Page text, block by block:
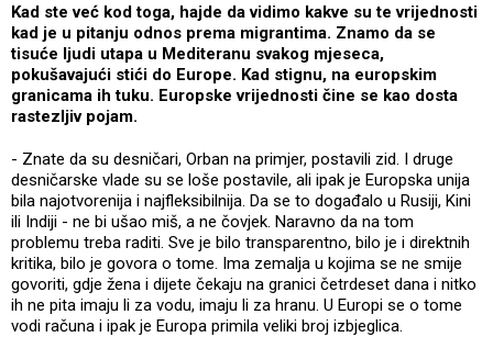
Kad ste već kod toga, hajde da vidimo kakve su te vrijednosti
kad je u pitanju odnos prema migrantima. Znamo da se
tisuće ljudi utapa u Mediteranu svakog mjeseca,
pokušavajući stići do Europe. Kad stignu, na europskim
granicama ih tuku. Europske vrijednosti čine se kao dosta
rastezljiv pojam.
- Znate da su desničari, Orban na primjer, postavili zid. I druge
desničarske vlade su se loše postavile, ali ipak je Europska unija
bila najotvorenija i najfleksibilnija. Da se to događalo u Rusiji, Kini
ili Indiji - ne bi ušao miš, a ne čovjek. Naravno da na tom
problemu treba raditi. Sve je bilo transparentno, bilo je i direktnih
kritika, bilo je govora o tome. Ima zemalja u kojima se ne smije
govoriti, gdje žena i dijete čekaju na granici četrdeset dana i nitko
ih ne pita imaju li za vodu, imaju li za hranu. U Europi se o tome
vodi računa i ipak je Europa primila veliki broj izbjeglica.